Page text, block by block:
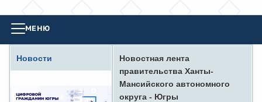
МЕНЮ
Новости
Новостная лента
правительства Ханты-
Мансийского автономного
округа - Югры